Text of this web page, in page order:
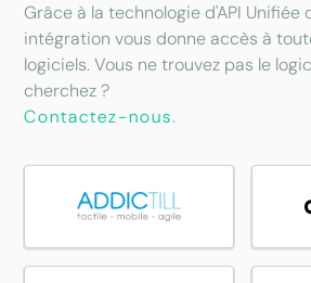
Grâce à la technologie d'API Unifiée
intégration vous donne accès à
logiciels. Vous ne trouvez pas le
cherchez ?
Contactez-nous.